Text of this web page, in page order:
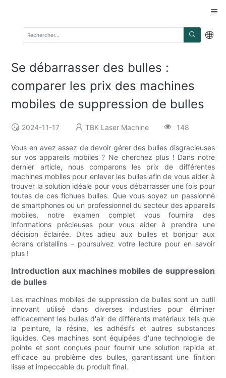
Se débarrasser des bulles :
comparer les prix des machines
mobiles de suppression de bulles
2024-11-17 TBK Laser Machine 148
Vous en avez assez de devoir gérer des bulles disgracieuses
sur vos appareils mobiles ? Ne cherchez plus ! Dans notre
dernier article, nous comparons les prix de différentes
machines mobiles pour enlever les bulles afin de vous aider à
trouver la solution idéale pour vous débarrasser une fois pour
toutes de ces fichues bulles. Que vous soyez un passionné
de smartphones ou un professionnel du secteur des appareils
mobiles, notre examen complet vous fournira des
informations précieuses pour vous aider à prendre une
décision éclairée. Dites adieu aux bulles et bonjour aux
écrans cristallins – poursuivez votre lecture pour en savoir
plus !
Introduction aux machines mobiles de suppression
de bulles
Les machines mobiles de suppression de bulles sont un outil
innovant utilisé dans diverses industries pour éliminer
efficacement les bulles d'air de différents matériaux tels que
la peinture, la résine, les adhésifs et autres substances
liquides. Ces machines sont équipées d'une technologie de
pointe et sont conçues pour fournir une solution rapide et
efficace au problème des bulles, garantissant une finition
lisse et impeccable du produit final.